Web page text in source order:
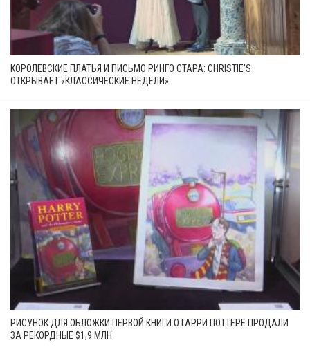
КОРОЛЕВСКИЕ ПЛАТЬЯ И ПИСЬМО РИНГО СТАРА: CHRISTIE’S
ОТКРЫВАЕТ «КЛАССИЧЕСКИЕ НЕДЕЛИ»
РИСУНОК ДЛЯ ОБЛОЖКИ ПЕРВОЙ КНИГИ О ГАРРИ ПОТТЕРЕ ПРОДАЛИ
ЗА РЕКОРДНЫЕ $1,9 МЛН